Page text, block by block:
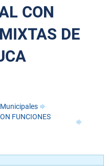
CON
DE
FUNCIONES